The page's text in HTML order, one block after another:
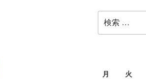
索:
月 火